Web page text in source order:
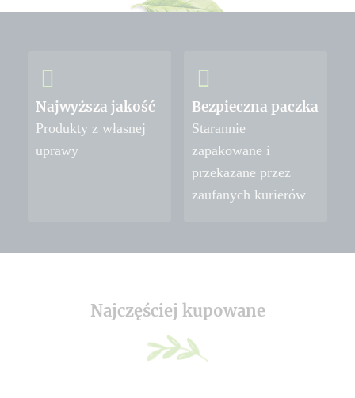
Najwyższa jakość
Produkty z własnej
uprawy
Bezpieczna paczka
Starannie
zapakowane i
przekazane przez
zaufanych kurierów
Najczęściej kupowane